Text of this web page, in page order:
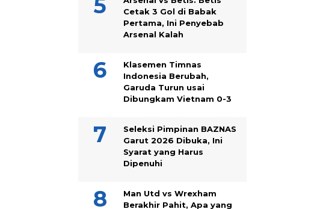
Cetak 3 Gol di Babak
Pertama, Ini Penyebab
Arsenal Kalah
Klasemen Timnas
Indonesia Berubah,
Garuda Turun usai
Dibungkam Vietnam 0-3
Seleksi Pimpinan BAZNAS
Garut 2026 Dibuka, Ini
Syarat yang Harus
Dipenuhi
Man Utd vs Wrexham
Berakhir Pahit, Apa yang